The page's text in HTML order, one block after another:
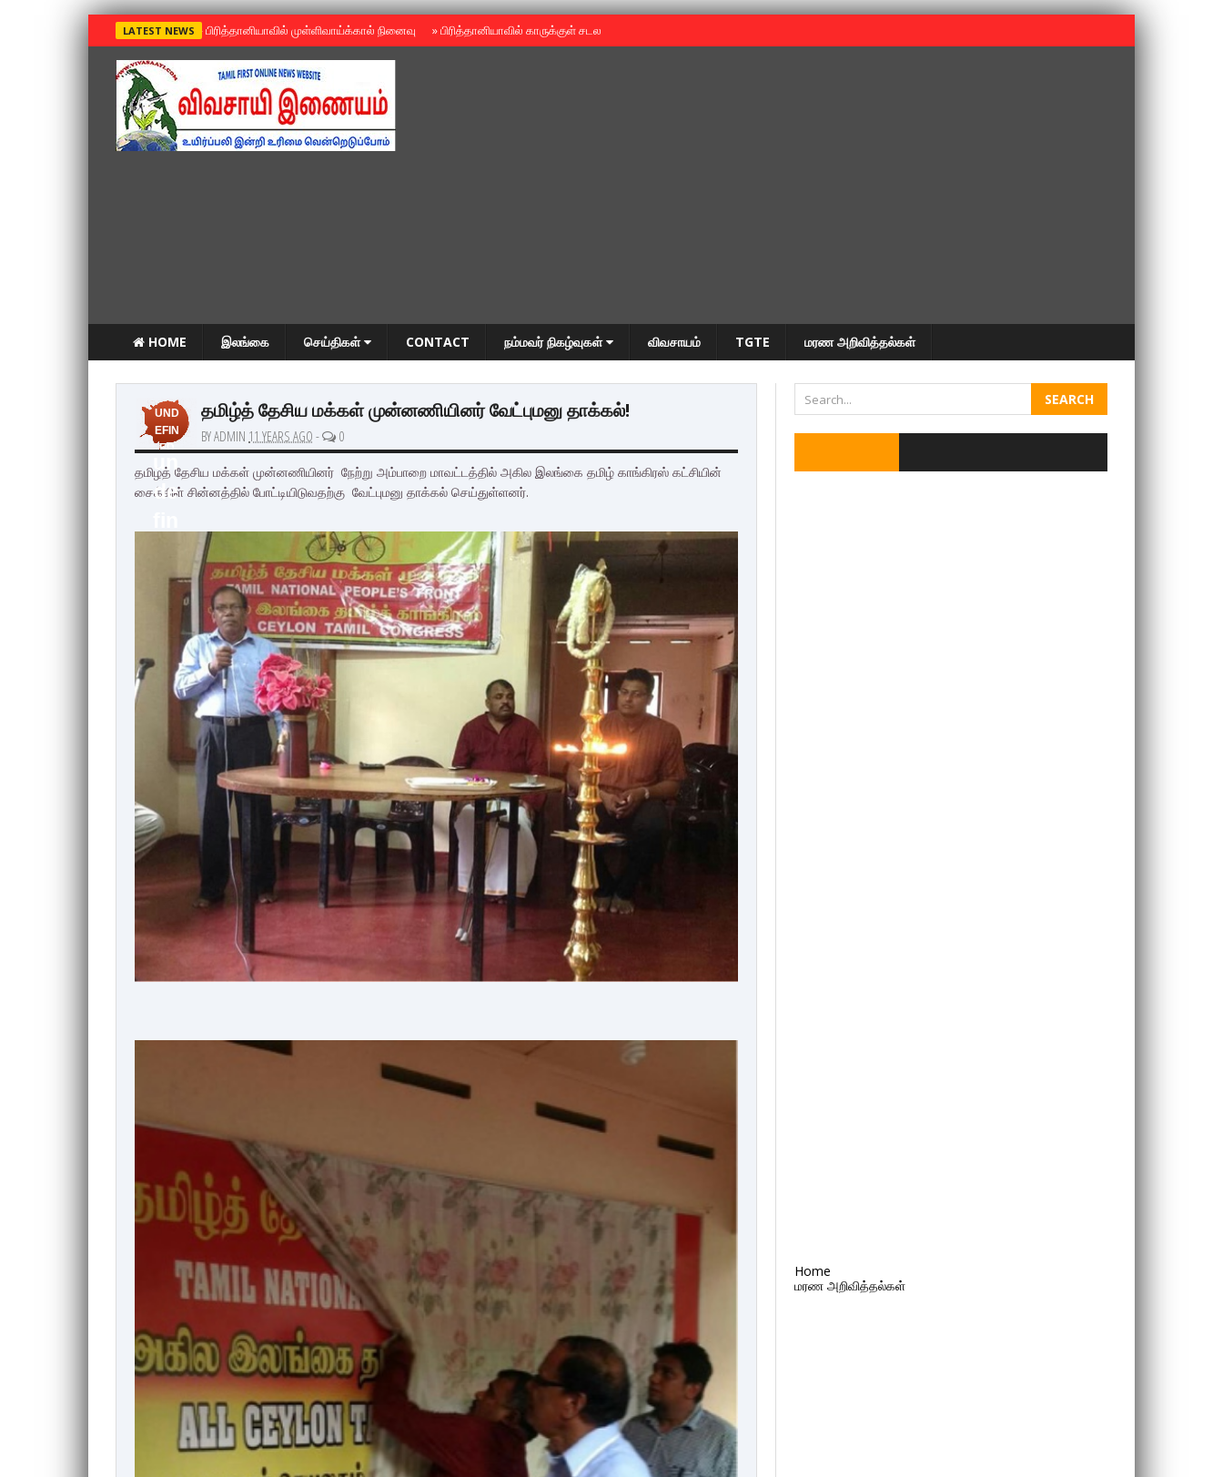
LATEST NEWS »பிரித்தானியாவில் முள்ளிவாய்க்கால் நினைவு »பிரித்தானியாவில் காருக்குள் சடலம் -தமிழருடையதா ?
HOME இலங்கை செய்திகள் CONTACT நம்மவர் நிகழ்வுகள் விவசாயம் TGTE மரண அறிவித்தல்கள்
UND
EFIN
ED
un
de
தமிழ்த் தேசிய மக்கள் முன்னணியினர் வேட்புமனு தாக்கல்!
BY ADMIN 11 YEARS AGO - 0
தமிழ்த் தேசிய மக்கள் முன்னணியினர் நேற்று அம்பாறை மாவட்டத்தில் அகில இலங்கை தமிழ் காங்கிரஸ் கட்சியின்
சைக்கிள் சின்னத்தில் போட்டியிடுவதற்கு வேட்புமனு தாக்கல் செய்துள்ளனர்.
Home
மரண அறிவித்தல்கள்